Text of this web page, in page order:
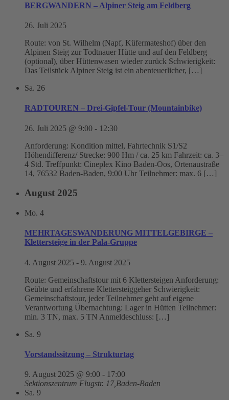
BERGWANDERN – Alpiner Steig am Feldberg
26. Juli 2025
Route: von St. Wilhelm (Napf, Küfermateshof) über den
Alpinen Steig zur Todtnauer Hütte und auf den Feldberg
(optional), über Hüttenwasen wieder zurück Schwierigkeit:
Das Teilstück Alpiner Steig ist ein abenteuerlicher, […]
Sa. 26
RADTOUREN – Drei-Gipfel-Tour (Mountainbike)
26. Juli 2025 @ 9:00 - 12:30
Anforderung: Kondition mittel, Fahrtechnik S1/S2
Höhendifferenz/ Strecke: 900 Hm / ca. 25 km Fahrzeit: ca. 3–
4 Std. Treffpunkt: Cineplex Kino Baden-Oos, Ortenaustraße
14, 76532 Baden-Baden, 9:00 Uhr Teilnehmer: max. 6 […]
August 2025
Mo. 4
MEHRTAGESWANDERUNG MITTELGEBIRGE –
Klettersteige in der Pala-Gruppe
4. August 2025 - 9. August 2025
Route: Gemeinschaftstour mit 6 Klettersteigen Anforderung:
Geübte und erfahrene Klettersteiggeher Schwierigkeit:
Gemeinschaftstour, jeder Teilnehmer geht auf eigene
Verantwortung Übernachtung: Lager in Hütten Teilnehmer:
min. 3 TN, max. 5 TN Anmeldeschluss: […]
Sa. 9
Vorstandssitzung – Strukturtag
9. August 2025 @ 9:00 - 17:00
Sektionszentrum Flugstr. 17,Baden-Baden
Sa. 9